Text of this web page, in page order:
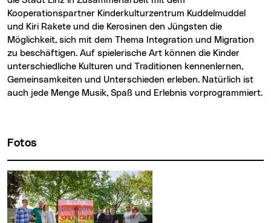
Kooperationspartner Kinderkulturzentrum Kuddelmuddel
und Kiri Rakete und die Kerosinen den Jüngsten die
Möglichkeit, sich mit dem Thema Integration und Migration
zu beschäftigen. Auf spielerische Art können die Kinder
unterschiedliche Kulturen und Traditionen kennenlernen,
Gemeinsamkeiten und Unterschieden erleben. Natürlich ist
auch jede Menge Musik, Spaß und Erlebnis vorprogrammiert.
Fotos